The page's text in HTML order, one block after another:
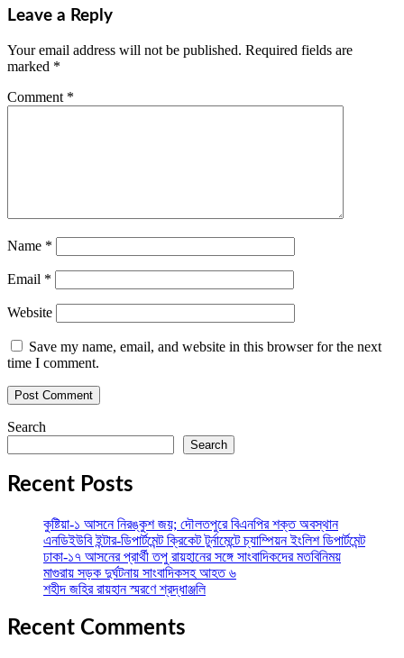
Leave a Reply
Your email address will not be published. Required fields are
marked *
Comment *
Name *
Email *
Website
Save my name, email, and website in this browser for the next
time I comment.
Search
Search
Recent Posts
কুষ্টিয়া-১ আসনে নিরঙ্কুশ জয়; দৌলতপুরে বিএনপির শক্ত অবস্থান
এনডিইউবি ইন্টার-ডিপার্টমেন্ট ক্রিকেট টুর্নামেন্টে চ্যাম্পিয়ন ইংলিশ ডিপার্টমেন্ট
ঢাকা-১৭ আসনের প্রার্থী তপু রায়হানের সঙ্গে সাংবাদিকদের মতবিনিময়
মাগুরায় সড়ক দুর্ঘটনায় সাংবাদিকসহ আহত ৬
শহীদ জহির রায়হান স্মরণে শ্রদ্ধাঞ্জলি
Recent Comments